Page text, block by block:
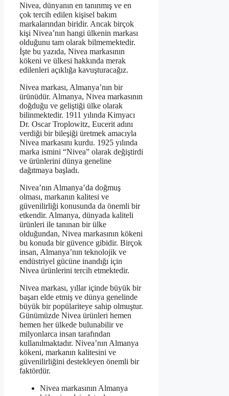
Nivea, dünyanın en tanınmış ve en
çok tercih edilen kişisel bakım
markalarından biridir. Ancak birçok
kişi Nivea’nın hangi ülkenin markası
olduğunu tam olarak bilmemektedir.
İşte bu yazıda, Nivea markasının
kökeni ve ülkesi hakkında merak
edilenleri açıklığa kavuşturacağız.
Nivea markası, Almanya’nın bir
ürünüdür. Almanya, Nivea markasının
doğduğu ve geliştiği ülke olarak
bilinmektedir. 1911 yılında Kimyacı
Dr. Oscar Troplowitz, Eucerit adını
verdiği bir bileşiği üretmek amacıyla
Nivea markasını kurdu. 1925 yılında
marka ismini “Nivea” olarak değiştirdi
ve ürünlerini dünya geneline
dağıtmaya başladı.
Nivea’nın Almanya’da doğmuş
olması, markanın kalitesi ve
güvenilirliği konusunda da önemli bir
etkendir. Almanya, dünyada kaliteli
ürünleri ile tanınan bir ülke
olduğundan, Nivea markasının kökeni
bu konuda bir güvence gibidir. Birçok
insan, Almanya’nın teknolojik ve
endüstriyel gücüne inandığı için
Nivea ürünlerini tercih etmektedir.
Nivea markası, yıllar içinde büyük bir
başarı elde etmiş ve dünya genelinde
büyük bir popülariteye sahip olmuştur.
Günümüzde Nivea ürünleri hemen
hemen her ülkede bulunabilir ve
milyonlarca insan tarafından
kullanılmaktadır. Nivea’nın Almanya
kökeni, markanın kalitesini ve
güvenilirliğini destekleyen önemli bir
faktördür.
Nivea markasının Almanya